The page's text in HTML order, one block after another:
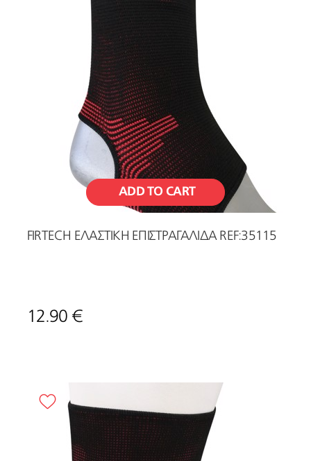
ADD TO CART
FIRTECH ΕΛΑΣΤΙΚΗ ΕΠΙΣΤΡΑΓΑΛΙΔΑ REF:35115
12.90 €